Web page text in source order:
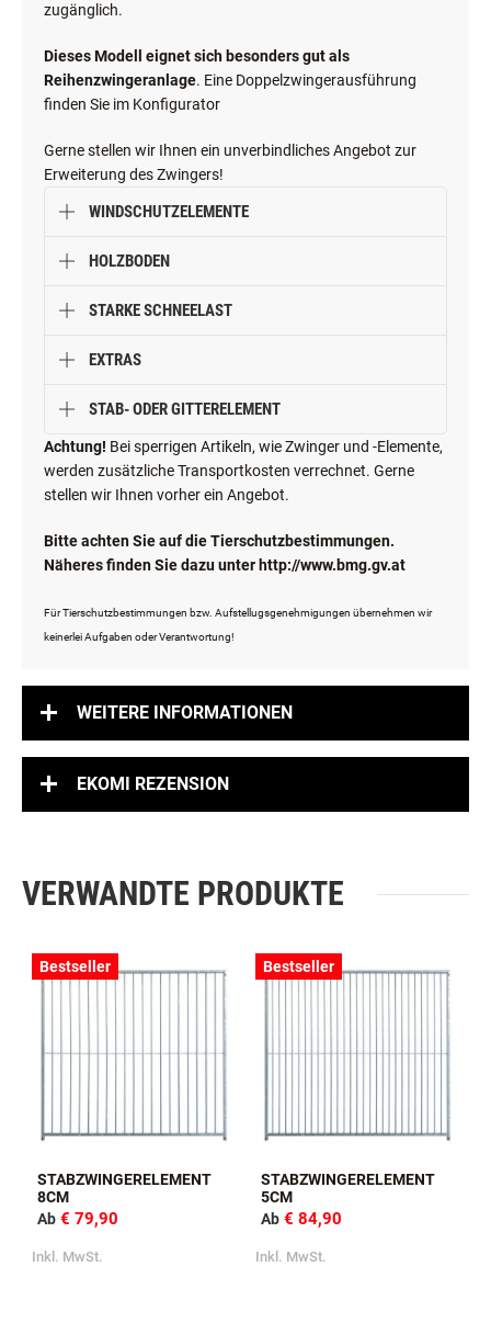
zugänglich.
Dieses Modell eignet sich besonders gut als
Reihenzwingeranlage. Eine Doppelzwingerausführung
finden Sie im Konfigurator
Gerne stellen wir Ihnen ein unverbindliches Angebot zur
Erweiterung des Zwingers!
WINDSCHUTZELEMENTE
HOLZBODEN
STARKE SCHNEELAST
EXTRAS
STAB- ODER GITTERELEMENT
Achtung! Bei sperrigen Artikeln, wie Zwinger und -Elemente,
werden zusätzliche Transportkosten verrechnet. Gerne
stellen wir Ihnen vorher ein Angebot.
Bitte achten Sie auf die Tierschutzbestimmungen.
Näheres finden Sie dazu unter http://www.bmg.gv.at
Für Tierschutzbestimmungen bzw. Aufstellugsgenehmigungen übernehmen wir
keinerlei Aufgaben oder Verantwortung!
WEITERE INFORMATIONEN
EKOMI REZENSION
VERWANDTE PRODUKTE
Bestseller
STABZWINGERELEMENT
8CM
Ab € 79,90
Inkl. MwSt.
Bestseller
STABZWINGERELEMENT
5CM
Ab € 84,90
Inkl. MwSt.